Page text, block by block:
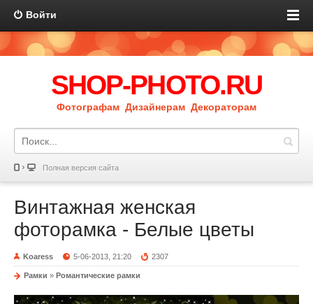
Войти
SHOP-PHOTO.RU
Фотографам Дизайнерам Декораторам
Полная версия сайта
Винтажная женская
фоторамка - Белые цветы
Koaress 5-06-2013, 21:20 2307
Рамки » Романтические рамки